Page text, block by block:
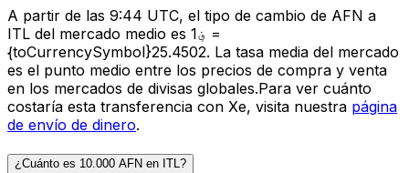
A partir de las 9:44 UTC, el tipo de cambio de AFN a
ITL del mercado medio es ؋1 =
{toCurrencySymbol}25.4502. La tasa media del mercado
es el punto medio entre los precios de compra y venta
en los mercados de divisas globales.Para ver cuánto
costaría esta transferencia con Xe, visita nuestra página
de envío de dinero.
¿Cuánto es 10.000 AFN en ITL?